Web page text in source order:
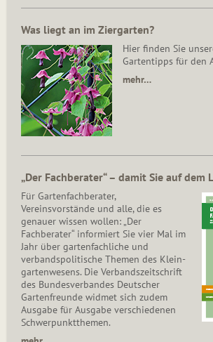
Was liegt an im Ziergarten?
Hier finden Sie
Gartentipps für den
mehr…
„Der Fachberater“ – damit Sie auf dem
Für Gartenfachberater,
Vereinsvorstände und alle, die es
genauer wissen wollen: „Der
Fachberater“ informiert Sie vier Mal im
Jahr über gartenfachliche und
verbandspolitische Themen des Klein­
gar­ten­wesens. Die Ver­bands­zeit­schrift
des Bun­des­ver­ban­des Deutscher
Gartenfreunde widmet sich zudem
Ausgabe für Ausgabe verschiedenen
Schwer­punkt­the­men.